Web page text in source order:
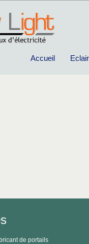
Accueil
de portails